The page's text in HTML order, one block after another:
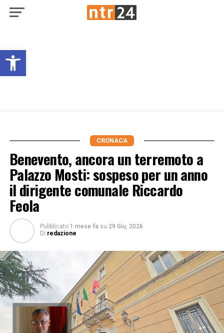
Open toolbar
CRONACA
Benevento, ancora un terremoto a
Palazzo Mosti: sospeso per un anno
il dirigente comunale Riccardo
Feola
Pubblicato 1 mese fa su 29 Giu, 2026
Di redazione